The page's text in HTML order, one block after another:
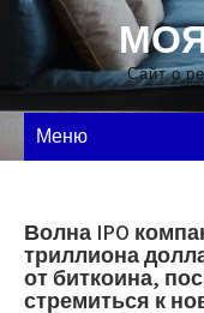
Перейти
содержимому Сайт о
Меню
Волна IPO
триллиона
от биткоина,
стремиться к